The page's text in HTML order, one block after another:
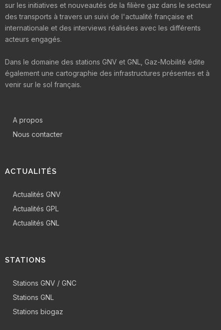
sur les initiatives et nouveautés de la filière gaz dans le secteur
des transports à travers un suivi de l'actualité française et
internationale et des interviews réalisées avec les différents
acteurs engagés.
Dans le domaine des stations GNV et GNL, Gaz-Mobilité édite
également une cartographie des infrastructures présentes et à
venir sur le sol français.
A propos
Nous contacter
ACTUALITÉS
Actualités GNV
Actualités GPL
Actualités GNL
STATIONS
Stations GNV / GNC
Stations GNL
Stations biogaz